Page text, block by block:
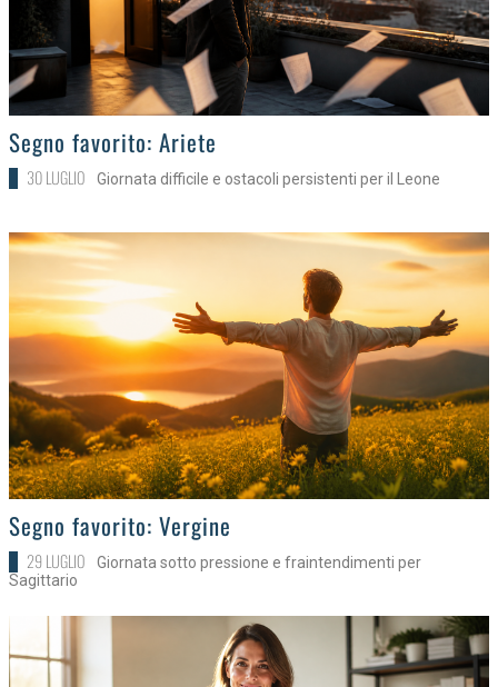
>
Segno favorito: Ariete
30 LUGLIO Giornata difficile e ostacoli persistenti per il Leone
>
Segno favorito: Vergine
29 LUGLIO
Giornata sotto pressione e fraintendimenti per
Sagittario